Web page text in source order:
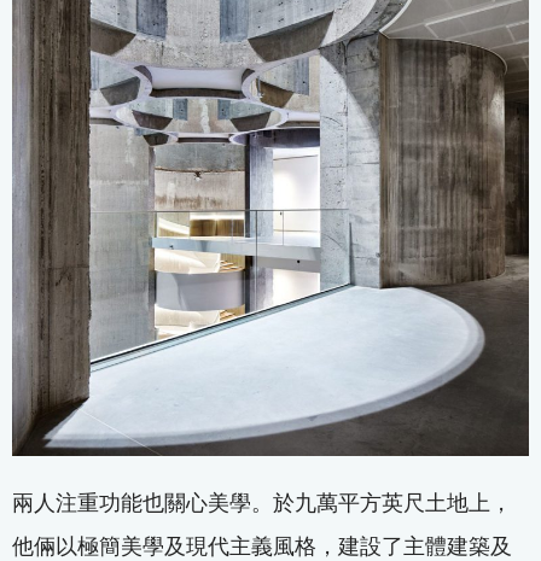
兩人注重功能也關心美學。於九萬平方英尺土地上，
他倆以極簡美學及現代主義風格，建設了主體建築及